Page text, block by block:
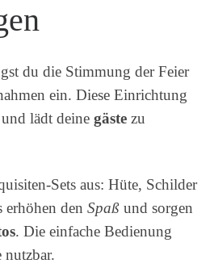
du die Stimmung der Feier
ein. Diese Einrichtung
lädt deine gäste zu
Sets aus: Hüte, Schilder
erhöhen den Spaß und sorgen
. Die einfache Bedienung